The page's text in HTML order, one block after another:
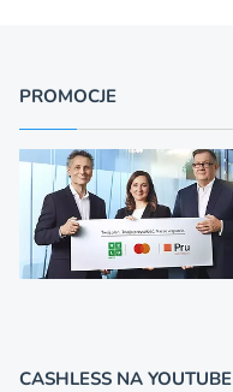
PROMOCJE
CASHLESS NA YOUTUBE